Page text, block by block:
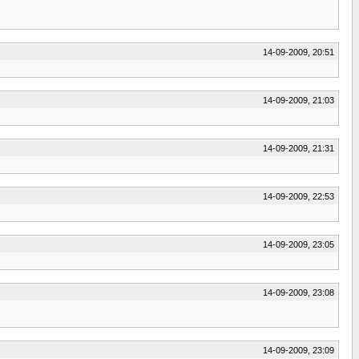
14-09-2009, 20:51
14-09-2009, 21:03
14-09-2009, 21:31
14-09-2009, 22:53
14-09-2009, 23:05
14-09-2009, 23:08
14-09-2009, 23:09